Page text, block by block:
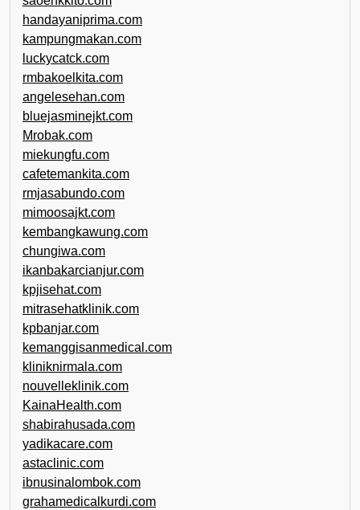
handayaniprima.com
kampungmakan.com
luckycatck.com
rmbakoelkita.com
angelesehan.com
bluejasminejkt.com
Mrobak.com
miekungfu.com
cafetemankita.com
rmjasabundo.com
mimoosajkt.com
kembangkawung.com
chungiwa.com
ikanbakarcianjur.com
kpjisehat.com
mitrasehatklinik.com
kpbanjar.com
kemanggisanmedical.com
kliniknirmala.com
nouvelleklinik.com
KainaHealth.com
shabirahusada.com
yadikacare.com
astaclinic.com
ibnusinalombok.com
grahamedicalkurdi.com